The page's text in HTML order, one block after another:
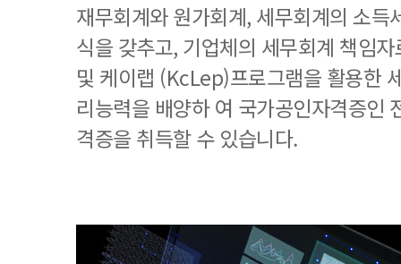
재무회계와 원가회계, 세무회계의 소득
식을 갖추고, 기업체의 세무회계 책임
및 케이랩 (KcLep)프로그램을 활용한
리능력을 배양하 여 국가공인자격증인
격증을 취득할 수 있습니다.